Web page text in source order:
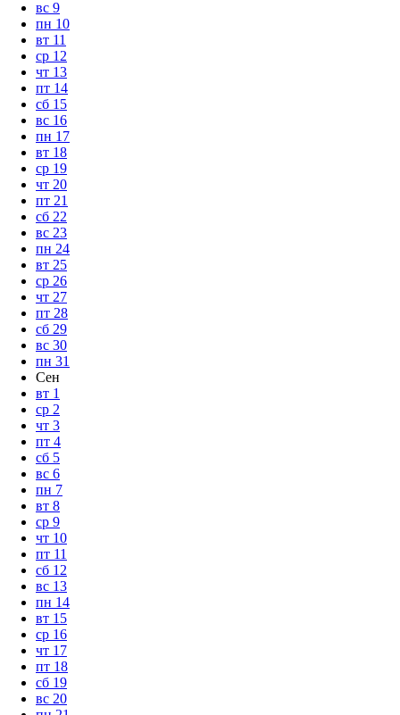
вс 9
пн 10
вт 11
ср 12
чт 13
пт 14
сб 15
вс 16
пн 17
вт 18
ср 19
чт 20
пт 21
сб 22
вс 23
пн 24
вт 25
ср 26
чт 27
пт 28
сб 29
вс 30
пн 31
Сен
вт 1
ср 2
чт 3
пт 4
сб 5
вс 6
пн 7
вт 8
ср 9
чт 10
пт 11
сб 12
вс 13
пн 14
вт 15
ср 16
чт 17
пт 18
сб 19
вс 20